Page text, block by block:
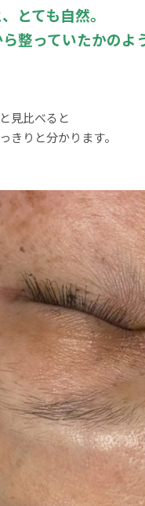
とても自然。
整っていたかのよ
見比べると
きりと分かります。